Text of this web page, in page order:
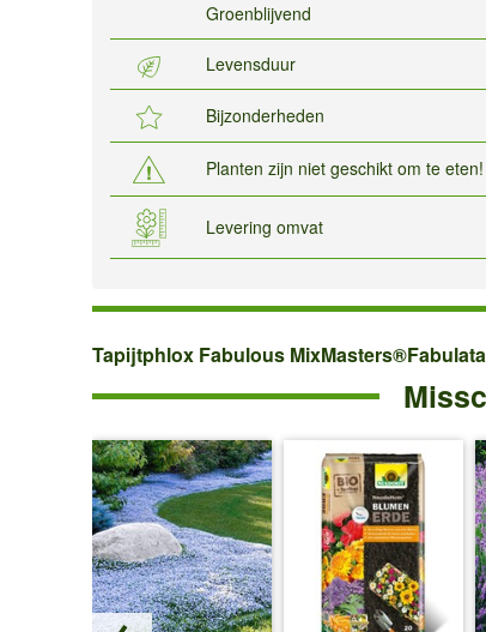
Groenblijvend
Levensduur
Bijzonderheden
Planten zijn niet geschikt om te eten!
Levering omvat
Tapijtphlox
Tapijtphlox Fabulous MixMasters®Fabulata